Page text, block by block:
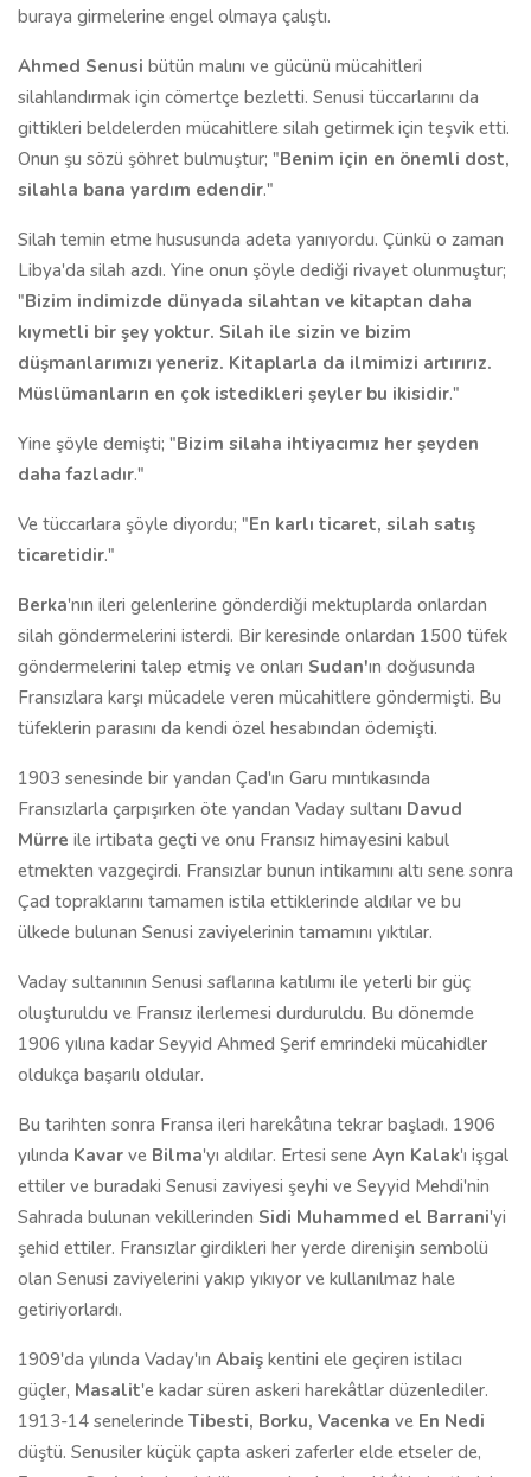
buraya girmelerine engel olmaya çalıştı.
Ahmed Senusi bütün malını ve gücünü mücahitleri
silahlandırmak için cömertçe bezletti. Senusi tüccarlarını da
gittikleri beldelerden mücahitlere silah getirmek için teşvik etti.
Onun şu sözü şöhret bulmuştur; "Benim için en önemli dost,
silahla bana yardım edendir."
Silah temin etme hususunda adeta yanıyordu. Çünkü o zaman
Libya'da silah azdı. Yine onun şöyle dediği rivayet olunmuştur;
"Bizim indimizde dünyada silahtan ve kitaptan daha
kıymetli bir şey yoktur. Silah ile sizin ve bizim
düşmanlarımızı yeneriz. Kitaplarla da ilmimizi artırırız.
Müslümanların en çok istedikleri şeyler bu ikisidir."
Yine şöyle demişti; "Bizim silaha ihtiyacımız her şeyden
daha fazladır."
Ve tüccarlara şöyle diyordu; "En karlı ticaret, silah satış
ticaretidir."
Berka'nın ileri gelenlerine gönderdiği mektuplarda onlardan
silah göndermelerini isterdi. Bir keresinde onlardan 1500 tüfek
göndermelerini talep etmiş ve onları Sudan'ın doğusunda
Fransızlara karşı mücadele veren mücahitlere göndermişti. Bu
tüfeklerin parasını da kendi özel hesabından ödemişti.
1903 senesinde bir yandan Çad'ın Garu mıntıkasında
Fransızlarla çarpışırken öte yandan Vaday sultanı Davud
Mürre ile irtibata geçti ve onu Fransız himayesini kabul
etmekten vazgeçirdi. Fransızlar bunun intikamını altı sene sonra
Çad topraklarını tamamen istila ettiklerinde aldılar ve bu
ülkede bulunan Senusi zaviyelerinin tamamını yıktılar.
Vaday sultanının Senusi saflarına katılımı ile yeterli bir güç
oluşturuldu ve Fransız ilerlemesi durduruldu. Bu dönemde
1906 yılına kadar Seyyid Ahmed Şerif emrindeki mücahidler
oldukça başarılı oldular.
Bu tarihten sonra Fransa ileri harekâtına tekrar başladı. 1906
yılında Kavar ve Bilma'yı aldılar. Ertesi sene Ayn Kalak'ı işgal
ettiler ve buradaki Senusi zaviyesi şeyhi ve Seyyid Mehdi'nin
Sahrada bulunan vekillerinden Sidi Muhammed el Barrani'yi
şehid ettiler. Fransızlar girdikleri her yerde direnişin sembolü
olan Senusi zaviyelerini yakıp yıkıyor ve kullanılmaz hale
getiriyorlardı.
1909'da yılında Vaday'ın Abaiş kentini ele geçiren istilacı
güçler, Masalit'e kadar süren askeri harekâtlar düzenlediler.
1913-14 senelerinde Tibesti, Borku, Vacenka ve En Nedi
düştü. Senusiler küçük çapta askeri zaferler elde etseler de,